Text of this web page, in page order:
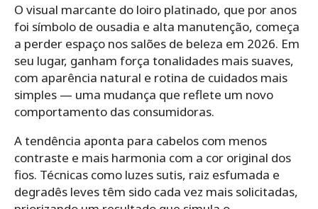
O visual marcante do loiro platinado, que por anos
foi símbolo de ousadia e alta manutenção, começa
a perder espaço nos salões de beleza em 2026. Em
seu lugar, ganham força tonalidades mais suaves,
com aparência natural e rotina de cuidados mais
simples — uma mudança que reflete um novo
comportamento das consumidoras.
A tendência aponta para cabelos com menos
contraste e mais harmonia com a cor original dos
fios. Técnicas como luzes sutis, raiz esfumada e
degradês leves têm sido cada vez mais solicitadas,